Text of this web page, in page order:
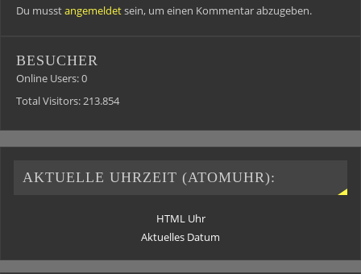
Du musstangemeldetsein, um einen Kommentar abzugeben.
BESUCHER
Online Users:0
Total Visitors:213.854
AKTUELLE UHRZEIT (ATOMUHR):
HTML Uhr
Aktuelles Datum